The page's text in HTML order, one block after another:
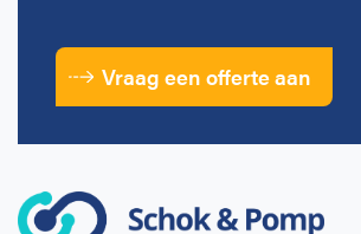
Vraag een offerte aan